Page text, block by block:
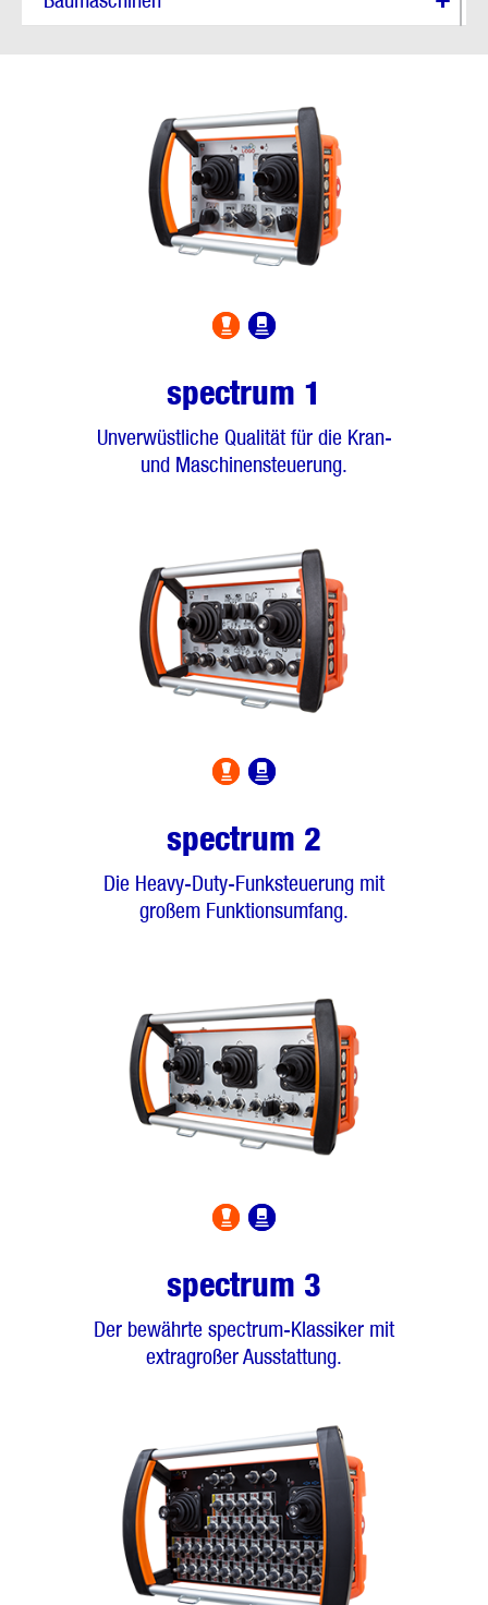
Bergbau & Bohrtechnik
Hafen- & Schiffstechnik
Forst- & Agrartechnik
spectrum 1
Unverwüstliche Qualität für die Kran-
und Maschinensteuerung.
spectrum 2
Die Heavy-Duty-Funksteuerung mit
großem Funktionsumfang.
spectrum 3
Der bewährte spectrum-Klassiker mit
extragroßer Ausstattung.